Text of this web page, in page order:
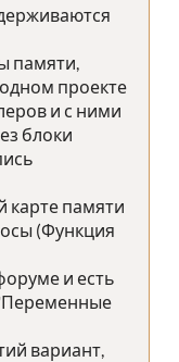
памяти,
проекте
и с ними
блоки
памяти
(Функция
и есть
вариант,